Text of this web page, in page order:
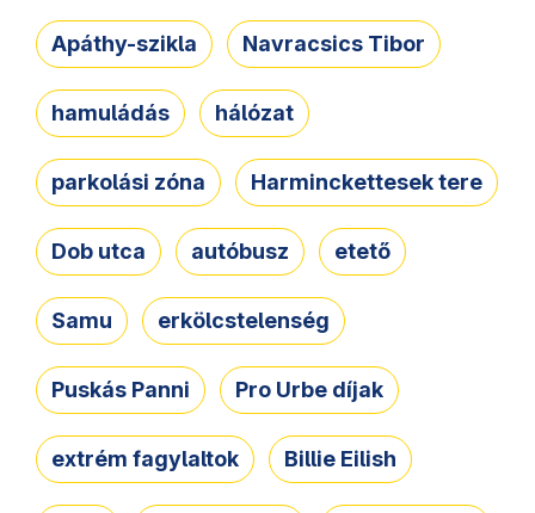
Apáthy-szikla Navracsics Tibor
hamuládás hálózat
parkolási zóna Harminckettesek tere
Dob utca autóbusz etető
Samu erkölcstelenség
Puskás Panni Pro Urbe díjak
extrém fagylaltok Billie Eilish